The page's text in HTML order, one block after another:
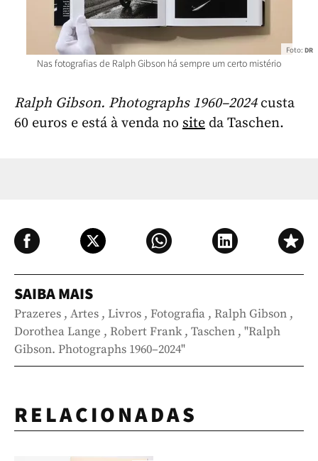
Nas fotografias de Ralph Gibson há sempre um certo mistério
Foto: DR
Ralph Gibson. Photographs 1960–2024custa
60 euros e está à venda no site da Taschen.
SAIBA MAIS
Prazeres , Artes , Livros , Fotografia , Ralph Gibson ,
Dorothea Lange , Robert Frank, Taschen , "Ralph
Gibson. Photographs 1960–2024"
RELACIONADAS